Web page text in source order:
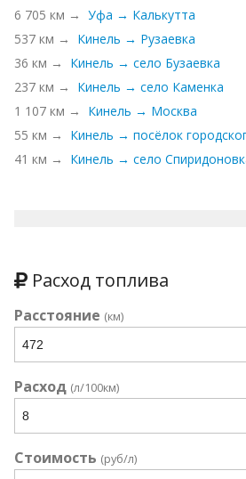
6 705 км → Уфа → Калькутта
537 км →
Кинель → Рузаевка
36 км →
Кинель → село Бузаевка
237 км →
Кинель → село Каменка
1 107 км →
Кинель → Москва
55 км →
Кинель → посёлок
41 км →
Кинель → село
Расход топлива
Расстояние (км)
Расход (л/100км)
Стоимость (руб/л)